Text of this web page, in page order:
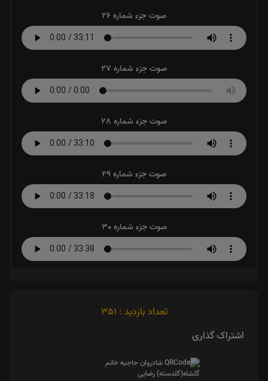
صوت جزء شماره 26
صوت جزء شماره 27
صوت جزء شماره 28
صوت جزء شماره 29
صوت جزء شماره 30
تعداد بازدید : 351
اشتراک گذاری